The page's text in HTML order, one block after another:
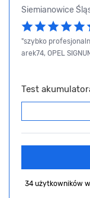
Siemianowice
"szybko
arek74, OPEL
Test
34 użytkowników